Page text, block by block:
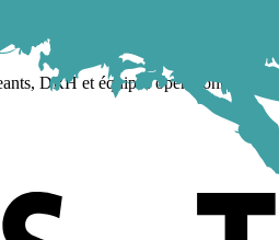
DRH et équipes opérationnelles à